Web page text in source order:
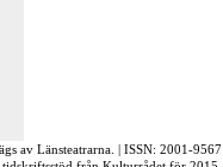
av Länsteatrarna. | ISSN: 2001-9567